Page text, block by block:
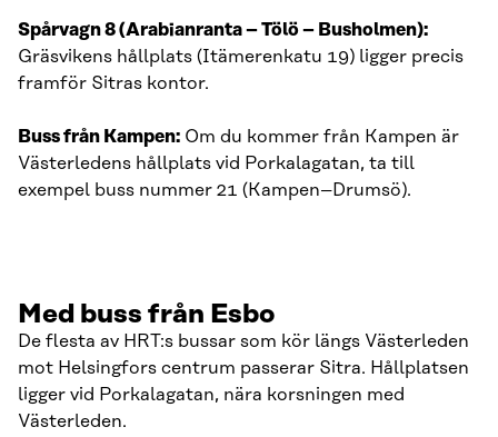
Spårvagn 8 (Arabianranta – Tölö – Busholmen):
Gräsvikens hållplats (Itämerenkatu 19) ligger precis
framför Sitras kontor.
Buss från Kampen: Om du kommer från Kampen är
Västerledens hållplats vid Porkalagatan, ta till
exempel buss nummer 21 (Kampen–Drumsö).
Med buss från Esbo
De flesta av HRT:s bussar som kör längs Västerleden
mot Helsingfors centrum passerar Sitra. Hållplatsen
ligger vid Porkalagatan, nära korsningen med
Västerleden.